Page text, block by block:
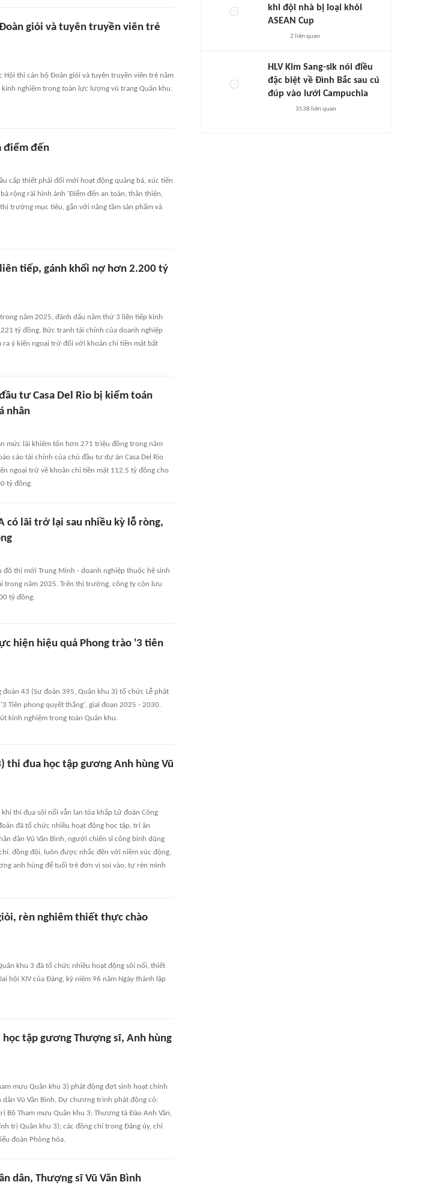
giỏi và tuyên truyền viên trẻ
thi cán bộ Đoàn giỏi và tuyên truyền viên trẻ năm
nghiệm trong toàn lực lượng vũ trang Quân khu.
điểm đến
cấp thiết phải đổi mới hoạt động quảng bá, xúc tiến
rộng rãi hình ảnh 'Điểm đến an toàn, thân thiện,
trường mục tiêu, gắn với nâng tầm sản phẩm và
tiếp, gánh khối nợ hơn 2.200 tỷ
năm 2025, đánh dấu năm thứ 3 liên tiếp kinh
tỷ đồng. Bức tranh tài chính của doanh nghiệp
ý kiến ngoại trừ đối với khoản chi tiền mặt bất
tư Casa Del Rio bị kiểm toán
nhân
mức lãi khiêm tốn hơn 271 triệu đồng trong năm
cáo tài chính của chủ đầu tư dự án Casa Del Rio
ngoại trừ về khoản chi tiền mặt 112,5 tỷ đồng cho
tỷ đồng.
có lãi trở lại sau nhiều kỳ lỗ ròng,
đô thị mới Trung Minh - doanh nghiệp thuộc hệ sinh
trong năm 2025. Trên thị trường, công ty còn lưu
tỷ đồng.
hiện hiệu quả Phong trào '3 tiên
43 (Sư đoàn 395, Quân khu 3) tổ chức Lễ phát
Tiên phong quyết thắng', giai đoạn 2025 - 2030.
kinh nghiệm trong toàn Quân khu.
thi đua học tập gương Anh hùng Vũ
thi đua sôi nổi vẫn lan tỏa khắp Lữ đoàn Công
đã tổ chức nhiều hoạt động học tập, tri ân
dân Vũ Văn Bình, người chiến sĩ công binh dũng
đồng đội, luôn được nhắc đến với niềm xúc động,
anh hùng để tuổi trẻ đơn vị soi vào, tự rèn mình
rèn nghiêm thiết thực chào
khu 3 đã tổ chức nhiều hoạt động sôi nổi, thiết
hội XIV của Đảng, kỷ niệm 96 năm Ngày thành lập
tập gương Thượng sĩ, Anh hùng
mưu Quân khu 3) phát động đợt sinh hoạt chính
Vũ Văn Bình. Dự chương trình phát động có:
Bộ Tham mưu Quân khu 3; Thượng tá Đào Anh Văn,
trị Quân khu 3); các đồng chí trong Đảng ủy, chỉ
đoàn Phòng hóa.
dân, Thượng sĩ Vũ Văn Bình
khi đội nhà bị loại khỏi
ASEAN Cup
2 liên quan
HLV Kim Sang-sik nói điều
đặc biệt về Đình Bắc sau cú
đúp vào lưới Campuchia
3538 liên quan